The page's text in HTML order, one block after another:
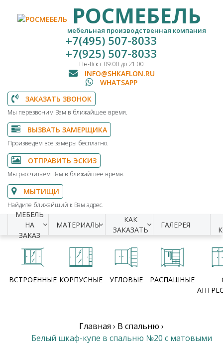
РОСМЕБЕЛЬ
мебельная производственная компания
+7(495) 507-8033
+7(925) 507-8033
Пн-Вск с 09:00 до 21:00
INFO@SHKAFLON.RU
WHATSAPP
ЗАКАЗАТЬ ЗВОНОК
Мы перезвоним Вам в ближайшее время.
ВЫЗВАТЬ ЗАМЕРЩИКА
Произведем все замеры бесплатно.
ОТПРАВИТЬ ЭСКИЗ
Мы рассчитаем Вам в ближайшее время.
МЫТИЩИ
Найдите ближайший к Вам адрес.
МЕБЕЛЬ
НА
ЗАКАЗ
МАТЕРИАЛЫ
КАК
ЗАКАЗАТЬ
ГАЛЕРЕЯ
ВСТРОЕННЫЕ КОРПУСНЫЕ УГЛОВЫЕ РАСПАШНЫЕ
Главная › В спальню ›
Белый шкаф-купе в спальню №20 с матовыми